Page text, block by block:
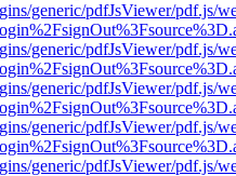
generic/pdfJsViewer/pdf.js/
generic/pdfJsViewer/pdf.js/
generic/pdfJsViewer/pdf.js/
generic/pdfJsViewer/pdf.js/
generic/pdfJsViewer/pdf.js/